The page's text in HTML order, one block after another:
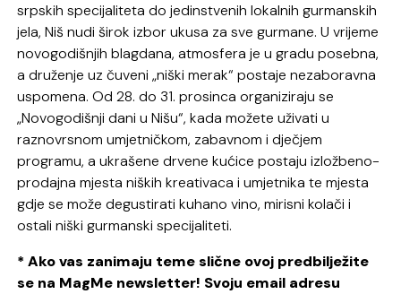
srpskih specijaliteta do jedinstvenih lokalnih gurmanskih
jela, Niš nudi širok izbor ukusa za sve gurmane. U vrijeme
novogodišnjih blagdana, atmosfera je u gradu posebna,
a druženje uz čuveni „niški merak“ postaje nezaboravna
uspomena. Od 28. do 31. prosinca organiziraju se
„Novogodišnji dani u Nišu“, kada možete uživati ​​u
raznovrsnom umjetničkom, zabavnom i dječjem
programu, a ukrašene drvene kućice postaju izložbeno-
prodajna mjesta niških kreativaca i umjetnika te mjesta
gdje se može degustirati kuhano vino, mirisni kolači i
ostali niški gurmanski specijaliteti.
* Ako vas zanimaju teme slične ovoj predbilježite
se na MagMe newsletter! Svoju email adresu